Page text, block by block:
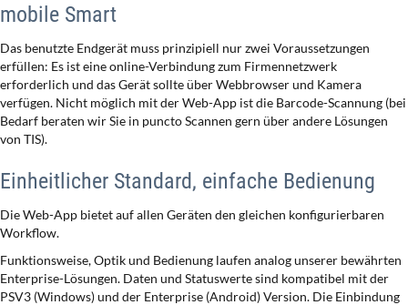
mobile Smart
Das benutzte Endgerät muss prinzipiell nur zwei Voraussetzungen
erfüllen: Es ist eine online-Verbindung zum Firmennetzwerk
erforderlich und das Gerät sollte über Webbrowser und Kamera
verfügen. Nicht möglich mit der Web-App ist die Barcode-Scannung (bei
Bedarf beraten wir Sie in puncto Scannen gern über andere Lösungen
von TIS).
Einheitlicher Standard, einfache Bedienung
Die Web-App bietet auf allen Geräten den gleichen konfigurierbaren
Workflow.
Funktionsweise, Optik und Bedienung laufen analog unserer bewährten
Enterprise-Lösungen. Daten und Statuswerte sind kompatibel mit der
PSV3 (Windows) und der Enterprise (Android) Version. Die Einbindung